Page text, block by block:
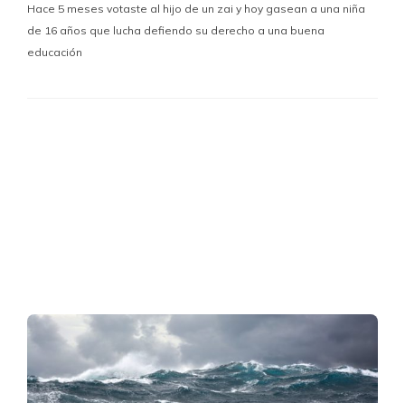
Hace 5 meses votaste al hijo de un zai y hoy gasean a una niña
de 16 años que lucha defiendo su derecho a una buena
educación